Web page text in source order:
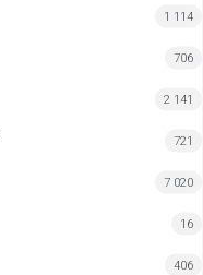
1 114
706
2 141
721
7 020
16
406